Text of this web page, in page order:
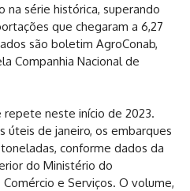
série histórica, superando
que chegaram a 6,27
são boletim AgroConab,
Companhia Nacional de
neste início de 2023.
úteis de janeiro, os embarques
conforme dados da
do Ministério do
e Serviços. O volume,